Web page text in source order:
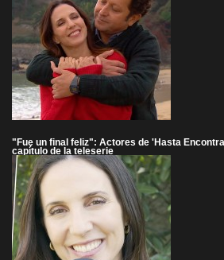
"Fue un final feliz": Actores de 'Hasta
capítulo de la teleserie